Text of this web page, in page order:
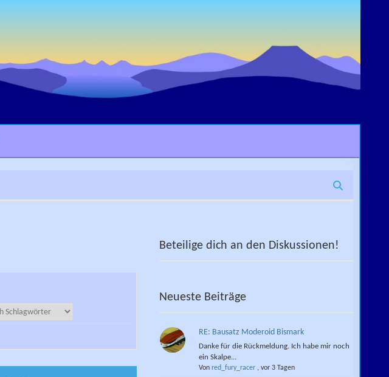
Beteilige dich an den Diskussionen!
Neueste Beiträge
RE: Bausatz Moderoid Bismark
Danke für die Rückmeldung. Ich habe mir noch
ein Skalpe...
Von red_fury_racer, vor 3 Tagen